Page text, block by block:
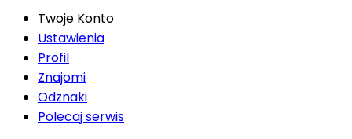
Twoje Konto
Ustawienia
Profil
Znajomi
Odznaki
Polecaj serwis